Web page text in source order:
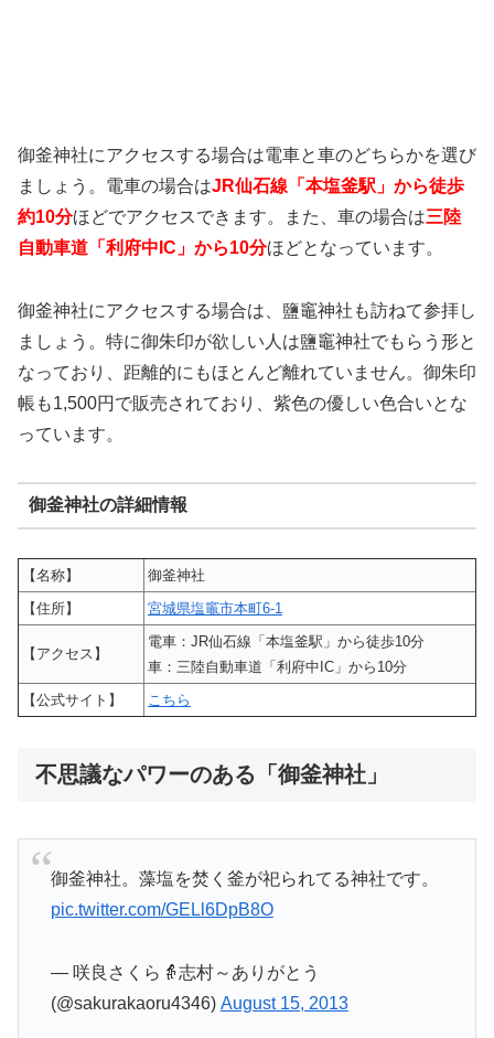
御釜神社にアクセスする場合は電車と車のどちらかを選び
ましょう。電車の場合はJR仙石線「本塩釜駅」から徒歩
約10分ほどでアクセスできます。また、車の場合は三陸
自動車道「利府中IC」から10分ほどとなっています。
御釜神社にアクセスする場合は、鹽竈神社も訪ねて参拝し
ましょう。特に御朱印が欲しい人は鹽竈神社でもらう形と
なっており、距離的にもほとんど離れていません。御朱印
帳も1,500円で販売されており、紫色の優しい色合いとな
っています。
御釜神社の詳細情報
【名称】
御釜神社
【住所】
宮城県塩竈市本町6-1
【アクセス】
電車：JR仙石線「本塩釜駅」から徒歩10分
車：三陸自動車道「利府中IC」から10分
【公式サイト】
こちら
不思議なパワーのある「御釜神社」
御釜神社。藻塩を焚く釜が祀られてる神社です。
pic.twitter.com/GELl6DpB8O
— 咲良さくら👵志村～ありがとう
(@sakurakaoru4346) August 15, 2013